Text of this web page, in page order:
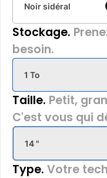
Noir sidéral
Stockage.
besoin.
1 To
Taille. Petit,
C'est vous qui
14 "
Type. Votre